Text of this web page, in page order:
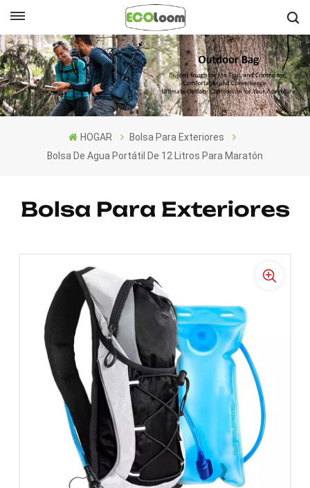
English
Français
Nederlands
HOGAR
Bolsa Para Exteriores
Bolsa De Agua Portátil De 12 Litros Para Maratón
Bolsa Para Exteriores